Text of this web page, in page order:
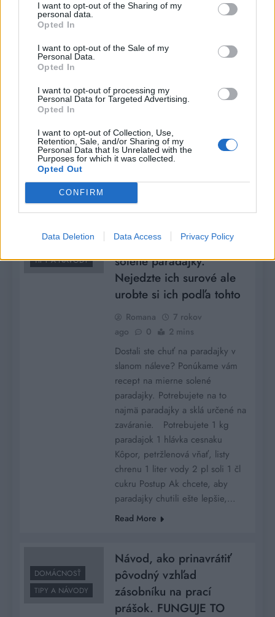
I want to opt-out of the Sharing of my
personal data.
Opted In
I want to opt-out of the Sale of my
Personal Data.
Opted In
I want to opt-out of processing my
Personal Data for Targeted Advertising.
Opted In
I want to opt-out of Collection, Use,
Retention, Sale, and/or Sharing of my
Personal Data that Is Unrelated with the
Purposes for which it was collected.
Opted Out
CONFIRM
Data Deletion Data Access Privacy Policy
múky 3 celé vajcia 250 ml oleja
droždie – používam sušené –
rozdelí na menšie bochníky.
Každý bochníček sa ďalej rozdelí
Read More
TIPY A NÁVODY
Mňam, toto určite
vyskúšajte! Recept na
solené paradajky.
Nejedzte ich surové ale
urobte si ich podľa tohto
Romana
7 rokov
ago
0 2 mins
Dostali ste chuť na paradajky v
slanom náleve? Ponúkame vám
recept na mierne solené
paradajky. Potrebujete na to
najmä paradajky a sklá určené na
zaváranie. Potrebujete 1 kg
paradajok 1 hlávka cesnaku
Kôpor, petržlenová vňať, listy
chrenu 1 liter vody 2 pl soli 1 čl
cukru Postup Ak chcete, aby
paradajky chutili ešte lepšie,…
Read More
DOMÁCNOSŤ
TIPY A NÁVODY
Návod, ako prinavrátiť
pôvodný vzhľad
zásobníku na prací
prášok. FUNGUJE TO